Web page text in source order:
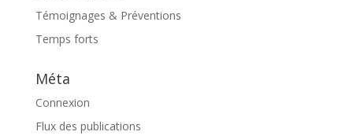
Témoignages & Préventions
Temps forts
Méta
Connexion
Flux des publications